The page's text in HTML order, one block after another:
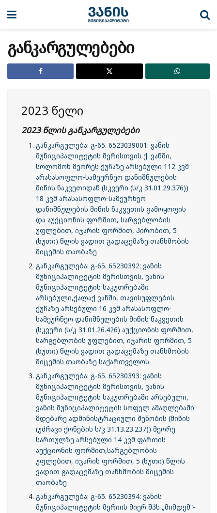
განკარგულებები
2023 წელი
2023 წლის განკარგულებები
განკარგულება: გ-65. 6523039001: ვანის
მუნიციპალიტეტის მერისთვის ქ. ვანში,
სოლომონ მეორეს ქუჩაზე არსებული 112 კვმ
არასასოფლო-სამეურნეო დანიშნულების
მიწის ნაკვეთიდან (სკვერი (ს/კ 31.01.29.376))
18 კვმ არასასოფლო-სამეურნეო
დანიშნულების მიწის ნაკვეთის გამოყოფის
და აუქციონის ფორმით, სარგებლობის
უფლებით, იჯარის ფორმით, პირობით, 5
(ხუთი) წლის ვადით გადაცემაზე თანხმობის
მიცემის თაობაზე
განკარგულება: გ-65. 65230392: ვანის
მუნიციპალიტეტის მერისთვის, ვანის
მუნიციპალიტეტის საკუთრებაში
არსებული,ქალაქ ვანში, თავისუფლების
ქუჩაზე არსებული 16 კვმ არასასოფლო-
სამეურნეო დანიშნულების მიწის ნაკვეთის
(სკვერი (ს/კ 31.01.26.426) აუქციონის ფორმით,
სარგებლობის უფლებით, იჯარის ფორმით, 5
(ხუთი) წლის ვადით გადაცემაზე თანხმობის
მიცემის თაობაზე საქართველოს
განკარგულება: გ-65. 65230393: ვანის
მუნიციპალიტეტის მერისთვის, ვანის
მუნიციპალიტეტის საკუთრებაში არსებული,
ვანის მუნიციპალიტეტის სოფელ ამაღლებაში
მდებარე ადმინისტრაციული შენობის (მიწის
(უძრავი ქონების ს/კ 31.13.23.237)) მეორე
სართულზე არსებული 14 კვმ ფართის
აუქციონის ფორმით,სარგებლობის
უფლებით, იჯარის ფორმით, 5 (ხუთი) წლის
ვადით გადაცემაზე თანხმობის მიცემის
თაობაზე
განკარგულება: გ-65. 65230394: ვანის
მუნიციპალიტეტის მერიის მიერ შპს „მიმდემ“-